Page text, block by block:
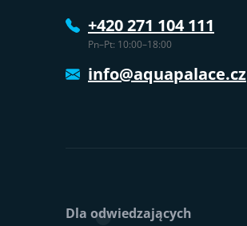
+420 271 104 111
Pn–Pt: 10:00–18:00
info@aquapalace.cz
Dla odwiedzających